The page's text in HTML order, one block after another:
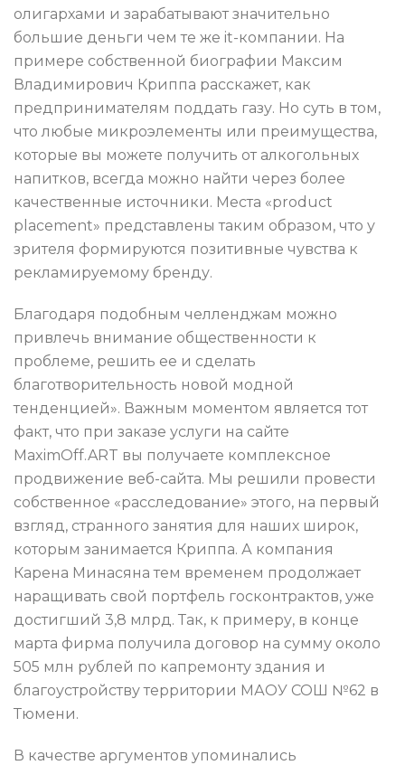
олигархами и зарабатывают значительно
большие деньги чем те же it-компании. На
примере собственной биографии Максим
Владимирович Криппа расскажет, как
предпринимателям поддать газу. Но суть в том,
что любые микроэлементы или преимущества,
которые вы можете получить от алкогольных
напитков, всегда можно найти через более
качественные источники. Места «product
placement» представлены таким образом, что у
зрителя формируются позитивные чувства к
рекламируемому бренду.
Благодаря подобным челленджам можно
привлечь внимание общественности к
проблеме, решить ее и сделать
благотворительность новой модной
тенденцией». Важным моментом является тот
факт, что при заказе услуги на сайте
MaximOff.ART вы получаете комплексное
продвижение веб-сайта. Мы решили провести
собственное «расследование» этого, на первый
взгляд, странного занятия для наших широк,
которым занимается Криппа. А компания
Карена Минасяна тем временем продолжает
наращивать свой портфель госконтрактов, уже
достигший 3,8 млрд. Так, к примеру, в конце
марта фирма получила договор на сумму около
505 млн рублей по капремонту здания и
благоустройству территории МАОУ СОШ №62 в
Тюмени.
В качестве аргументов упоминались